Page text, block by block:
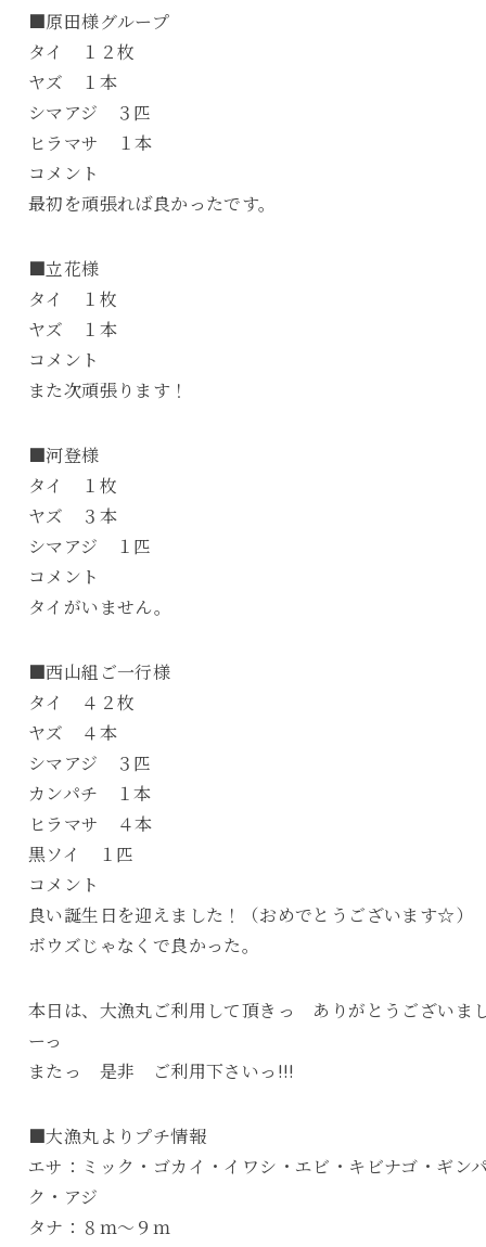
■原田様グループ
タイ １２枚
ヤズ １本
シマアジ ３匹
ヒラマサ １本
コメント
最初を頑張れば良かったです。
■立花様
タイ １枚
ヤズ １本
コメント
また次頑張ります！
■河登様
タイ １枚
ヤズ ３本
シマアジ １匹
コメント
タイがいません。
■西山組ご一行様
タイ ４２枚
ヤズ ４本
シマアジ ３匹
カンパチ １本
ヒラマサ ４本
黒ソイ １匹
コメント
良い誕生日を迎えました！（おめでとうございます☆）
ボウズじゃなくで良かった。
本日は、大漁丸ご利用して頂きっ ありがとうございま
ーっ
またっ 是非 ご利用下さいっ!!!
■大漁丸よりプチ情報
エサ：ミック・ゴカイ・イワシ・エビ・キビナゴ・ギン
ク・アジ
タナ：８ｍ～９ｍ